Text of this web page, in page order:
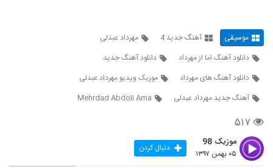
موسیقی آهنگ جدید 4
مهرداد عبدلی
دانلود آهنگ اما از مهرداد
دانلود آهنگ جدید
دانلود آهنگ های مهرداد
موزیک ویدیو مهرداد عبدلی
آهنگ جدید مهرداد عبدلی
Mehrdad Abdoli Ama
۵۱۷
موزیک 98
۰۵ بهمن ۱۳۹۷ دنبال کردن